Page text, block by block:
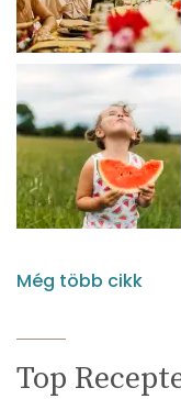
Még több cikk
Top